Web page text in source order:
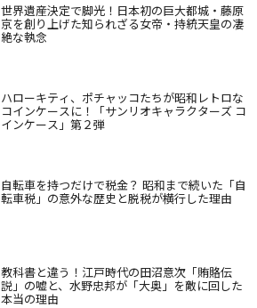
世界遺産決定で脚光！日本初の巨大都城・藤原
京を創り上げた知られざる女帝・持統天皇の凄
絶な執念
ハローキティ、ポチャッコたちが昭和レトロな
コインケースに！「サンリオキャラクターズ コ
インケース」第２弾
自転車を持つだけで税金？ 昭和まで続いた「自
転車税」の意外な歴史と脱税が横行した理由
教科書と違う！江戸時代の田沼意次「賄賂伝
説」の嘘と、水野忠邦が「大奥」を敵に回した
本当の理由